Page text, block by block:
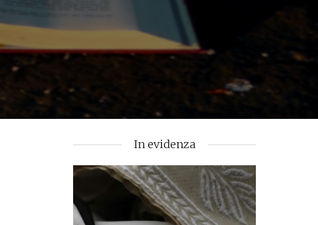
In evidenza